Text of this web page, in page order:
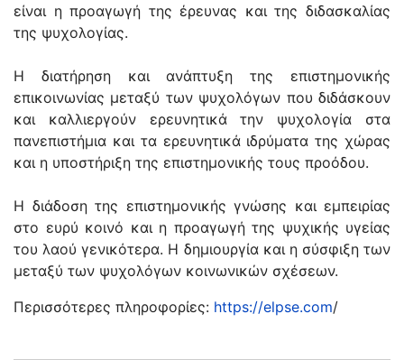
είναι η προαγωγή της έρευνας και της διδασκαλίας
της ψυχολογίας.
Η διατήρηση και ανάπτυξη της επιστημονικής
επικοινωνίας μεταξύ των ψυχολόγων που διδάσκουν
και καλλιεργούν ερευνητικά την ψυχολογία στα
πανεπιστήμια και τα ερευνητικά ιδρύματα της χώρας
και η υποστήριξη της επιστημονικής τους προόδου.
Η διάδοση της επιστημονικής γνώσης και εμπειρίας
στο ευρύ κοινό και η προαγωγή της ψυχικής υγείας
του λαού γενικότερα. Η δημιουργία και η σύσφιξη των
μεταξύ των ψυχολόγων κοινωνικών σχέσεων.
Περισσότερες πληροφορίες: https://elpse.com/